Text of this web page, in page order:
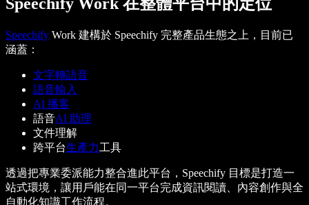
Speechify Work 建構於 Speechify 完整產品生態之上，目前已
涵蓋：
文字轉語音
語音輸入
AI 播客
語音AI 助理
文件理解
跨平台生產力工具
透過把專業委派能力整合進此平台，Speechify 目標是打造一
站式環境，讓用戶能在同一平台完成資訊閱讀、內容創作與全
自動化知識工作流程。